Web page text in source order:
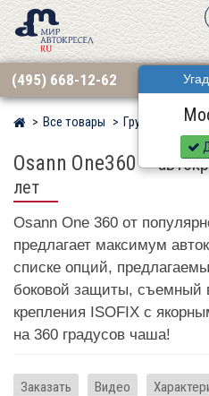
(495) 668-12-62
Мир детских автокресел
Все товары Группа 0·1·2·3
Osann One360–
лет
Osann One 360 от
предлагает максимум
списке опций,
боковой защиты,
крепления ISOFIX с
на 360 градусов чаша!
Заказать Видео